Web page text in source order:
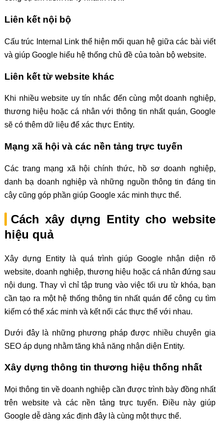
Liên kết nội bộ
Cấu trúc Internal Link thể hiện mối quan hệ giữa các bài viết
và giúp Google hiểu hệ thống chủ đề của toàn bộ website.
Liên kết từ website khác
Khi nhiều website uy tín nhắc đến cùng một doanh nghiệp,
thương hiệu hoặc cá nhân với thông tin nhất quán, Google
sẽ có thêm dữ liệu để xác thực Entity.
Mạng xã hội và các nền tảng trực tuyến
Các trang mạng xã hội chính thức, hồ sơ doanh nghiệp,
danh bạ doanh nghiệp và những nguồn thông tin đáng tin
cậy cũng góp phần giúp Google xác minh thực thể.
Cách xây dựng Entity cho website
hiệu quả
Xây dựng Entity là quá trình giúp Google nhận diện rõ
website, doanh nghiệp, thương hiệu hoặc cá nhân đứng sau
nội dung. Thay vì chỉ tập trung vào việc tối ưu từ khóa, bạn
cần tạo ra một hệ thống thông tin nhất quán để công cụ tìm
kiếm có thể xác minh và kết nối các thực thể với nhau.
Dưới đây là những phương pháp được nhiều chuyên gia
SEO áp dụng nhằm tăng khả năng nhận diện Entity.
Xây dựng thông tin thương hiệu thống nhất
Mọi thông tin về doanh nghiệp cần được trình bày đồng nhất
trên website và các nền tảng trực tuyến. Điều này giúp
Google dễ dàng xác định đây là cùng một thực thể.